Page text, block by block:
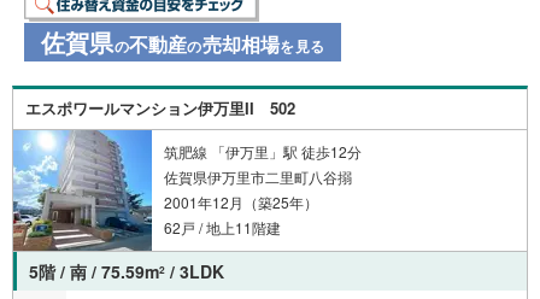
佐賀県の不動産の売却相場を見る
エスポワールマンション伊万里II 502
筑肥線 「伊万里」駅 徒歩12分
佐賀県伊万里市二里町八谷搦
2001年12月（築25年）
62戸 / 地上11階建
5階 / 南 / 75.59m2 / 3LDK